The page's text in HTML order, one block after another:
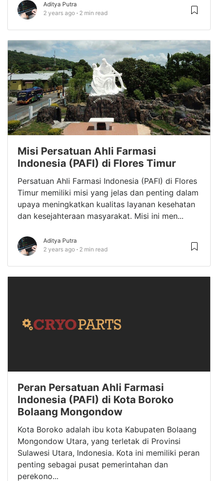
Aditya Putra
2 years ago
2 min read
Misi Persatuan Ahli Farmasi
Indonesia (PAFI) di Flores Timur
Persatuan Ahli Farmasi Indonesia (PAFI) di Flores
Timur memiliki misi yang jelas dan penting dalam
upaya meningkatkan kualitas layanan kesehatan
dan kesejahteraan masyarakat. Misi ini men...
Aditya Putra
2 years ago
2 min read
Peran Persatuan Ahli Farmasi
Indonesia (PAFI) di Kota Boroko
Bolaang Mongondow
Kota Boroko adalah ibu kota Kabupaten Bolaang
Mongondow Utara, yang terletak di Provinsi
Sulawesi Utara, Indonesia. Kota ini memiliki peran
penting sebagai pusat pemerintahan dan
perekono...